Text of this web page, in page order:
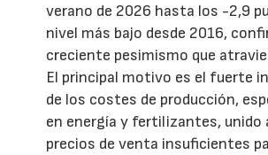
verano de 2026 hasta los -2,9
nivel más bajo desde 2016,
creciente pesimismo que
El principal motivo es el fuerte
de los costes de producción,
en energía y fertilizantes, unido
precios de venta insuficientes